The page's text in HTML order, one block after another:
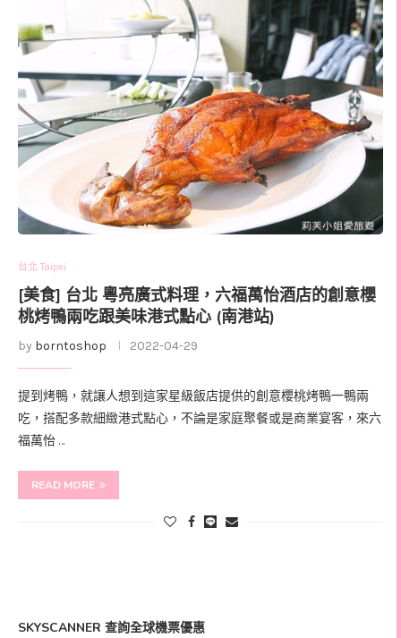
台北 Taipei
[美食] 台北 粵亮廣式料理，六福萬怡酒店的創意櫻
桃烤鴨兩吃跟美味港式點心 (南港站)
by borntoshop 2022-04-29
提到烤鴨，就讓人想到這家星級飯店提供的創意櫻桃烤鴨一鴨兩
吃，搭配多款細緻港式點心，不論是家庭聚餐或是商業宴客，來六
福萬怡 …
READ MORE
SKYSCANNER 查詢全球機票優惠